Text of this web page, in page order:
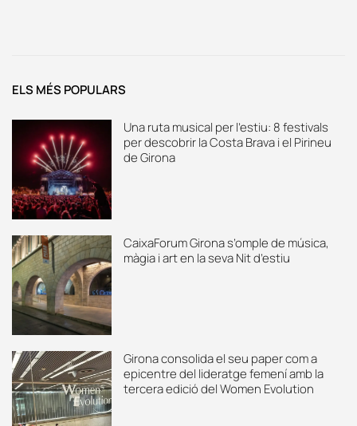
ELS MÉS POPULARS
Una ruta musical per l’estiu: 8 festivals
per descobrir la Costa Brava i el Pirineu
de Girona
CaixaForum Girona s’omple de música,
màgia i art en la seva Nit d’estiu
Girona consolida el seu paper com a
epicentre del lideratge femení amb la
tercera edició del Women Evolution